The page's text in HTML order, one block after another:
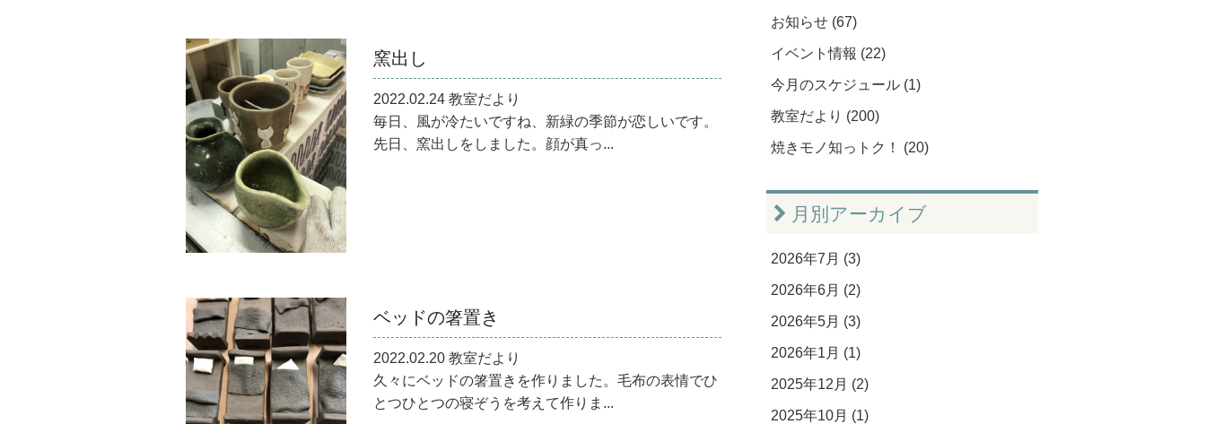
窯出し
2022.02.24 教室だより
毎日、風が冷たいですね、新緑の季節が恋しいです。
先日、窯出しをしました。顔が真っ...
ベッドの箸置き
2022.02.20 教室だより
久々にベッドの箸置きを作りました。毛布の表情でひ
とつひとつの寝ぞうを考えて作りま...
お知らせ (67)
イベント情報 (22)
今月のスケジュール (1)
教室だより (200)
焼きモノ知っトク！ (20)
月別アーカイブ
2026年7月 (3)
2026年6月 (2)
2026年5月 (3)
2026年1月 (1)
2025年12月 (2)
2025年10月 (1)